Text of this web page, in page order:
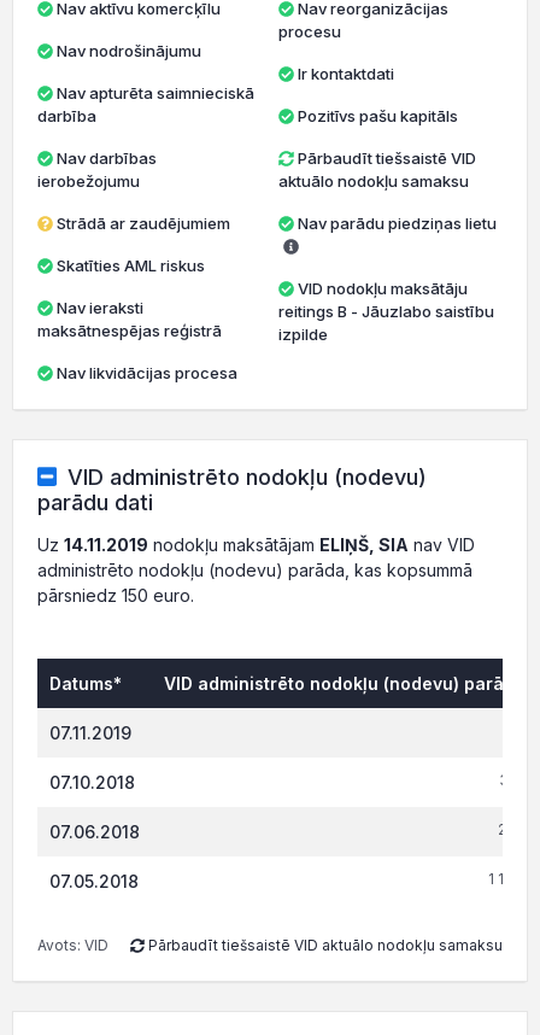
Nav aktīvu komercķīlu
Nav nodrošinājumu
darbība
ierobežojumu
Strādā ar zaudējumiem
Skatīties AML riskus
maksātnespējas reģistrā
Nav likvidācijas procesa
Nav reorganizācijas
procesu
Ir kontaktdati
Pozitīvs pašu kapitāls
Pārbaudīt tiešsaistē VID
aktuālo nodokļu samaksu
Nav parādu piedziņas lietu
VID nodokļu maksātāju
reitings B - Jāuzlabo saistību
izpilde
VID administrēto nodokļu (nodevu)
parādu dati
Uz 14.11.2019 nodokļu maksātājam ELIŅŠ, SIA nav VID
administrēto nodokļu (nodevu) parāda, kas kopsummā
pārsniedz 150 euro.
Datums* VID administrēto nodokļu (nodevu) parāds,
07.11.2019
07.10.2018
07.06.2018
07.05.2018 1
Avots: VID Pārbaudīt tiešsaistē VID aktuālo nodokļu samaksu